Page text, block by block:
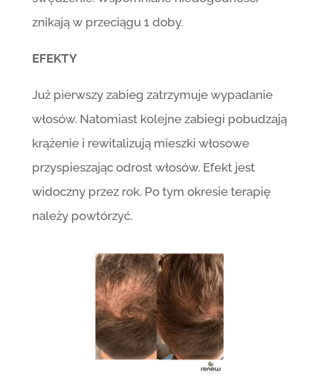
znikają w przeciągu 1 doby.
EFEKTY
Już pierwszy zabieg zatrzymuje wypadanie
włosów. Natomiast kolejne zabiegi pobudzają
krążenie i rewitalizują mieszki włosowe
przyspieszając odrost włosów. Efekt jest
widoczny przez rok. Po tym okresie terapię
należy powtórzyć.